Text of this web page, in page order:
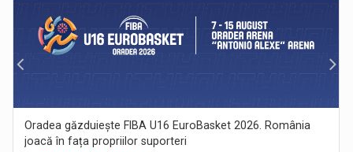
Oradea găzduiește FIBA U16 EuroBasket 2026. România
joacă în fața propriilor suporteri